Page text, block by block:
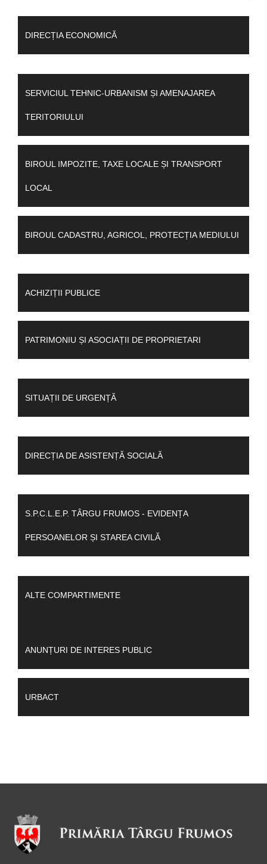
DIRECȚIA ECONOMICĂ
SERVICIUL TEHNIC-URBANISM ȘI AMENAJAREA
TERITORIULUI
BIROUL IMPOZITE, TAXE LOCALE ȘI TRANSPORT
LOCAL
BIROUL CADASTRU, AGRICOL, PROTECȚIA MEDIULUI
ACHIZIȚII PUBLICE
PATRIMONIU ȘI ASOCIAȚII DE PROPRIETARI
SITUAȚII DE URGENȚĂ
DIRECȚIA DE ASISTENȚĂ SOCIALĂ
S.P.C.L.E.P. TÂRGU FRUMOS - EVIDENȚA
PERSOANELOR ȘI STAREA CIVILĂ
ALTE COMPARTIMENTE
ANUNȚURI DE INTERES PUBLIC
URBACT